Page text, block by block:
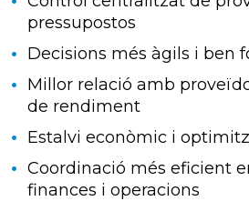
pressupostos
Decisions més àgils i ben
Millor relació amb
de rendiment
Estalvi econòmic i
Coordinació més eficient
finances i operacions